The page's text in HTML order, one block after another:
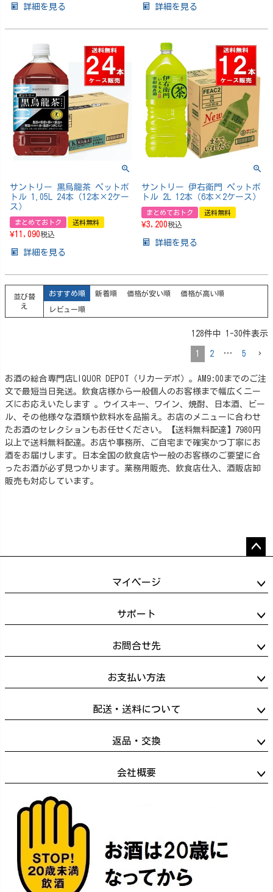
詳細を見る 詳細を見る
サントリー 黒烏龍茶 ペットボ
トル 1.05L 24本（12本×2ケー
ス）
まとめておトク 送料無料
¥11,090税込
詳細を見る
サントリー 伊右衛門 ペットボ
トル 2L 12本（6本×2ケース）
まとめておトク 送料無料
¥3,200税込
詳細を見る
並び替
え
おすすめ順 新着順 価格が安い順 価格が高い順
レビュー順
128件中 1 -30件表示
1 2 … 5
お酒の総合専門店LIQUOR DEPOT（リカーデポ）。AM9:00までのご注
文で最短当日発送。飲食店様から一般個人のお客様まで幅広くニー
ズにお応えいたします 。ウイスキー、ワイン、焼酎、日本酒、ビー
ル、その他様々な酒類や飲料水を品揃え。お店のメニューに合わせ
たお酒のセレクションもお任せください。【送料無料配達】7980円
以上で送料無料配達。お店や事務所、ご自宅まで確実かつ丁寧にお
酒をお届けします。日本全国の飲食店や一般のお客様のご要望に合
ったお酒が必ず見つかります。業務用販売、飲食店仕入、酒販店卸
販売も対応しています。
ップ
マイページ
サポート
お問合せ先
お支払い方法
配送・送料について
返品・交換
会社概要